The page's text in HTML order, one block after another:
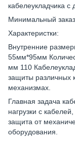
кабелеукладчика с
Минимальный
Характеристки:
Внутренние
55мм*95мм
мм 110
защиты различных
механизмах.
Главная задача
нагрузки с
защита от
оборудования.